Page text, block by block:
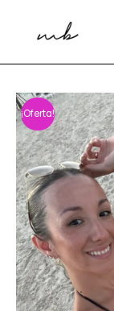
¡Oferta!